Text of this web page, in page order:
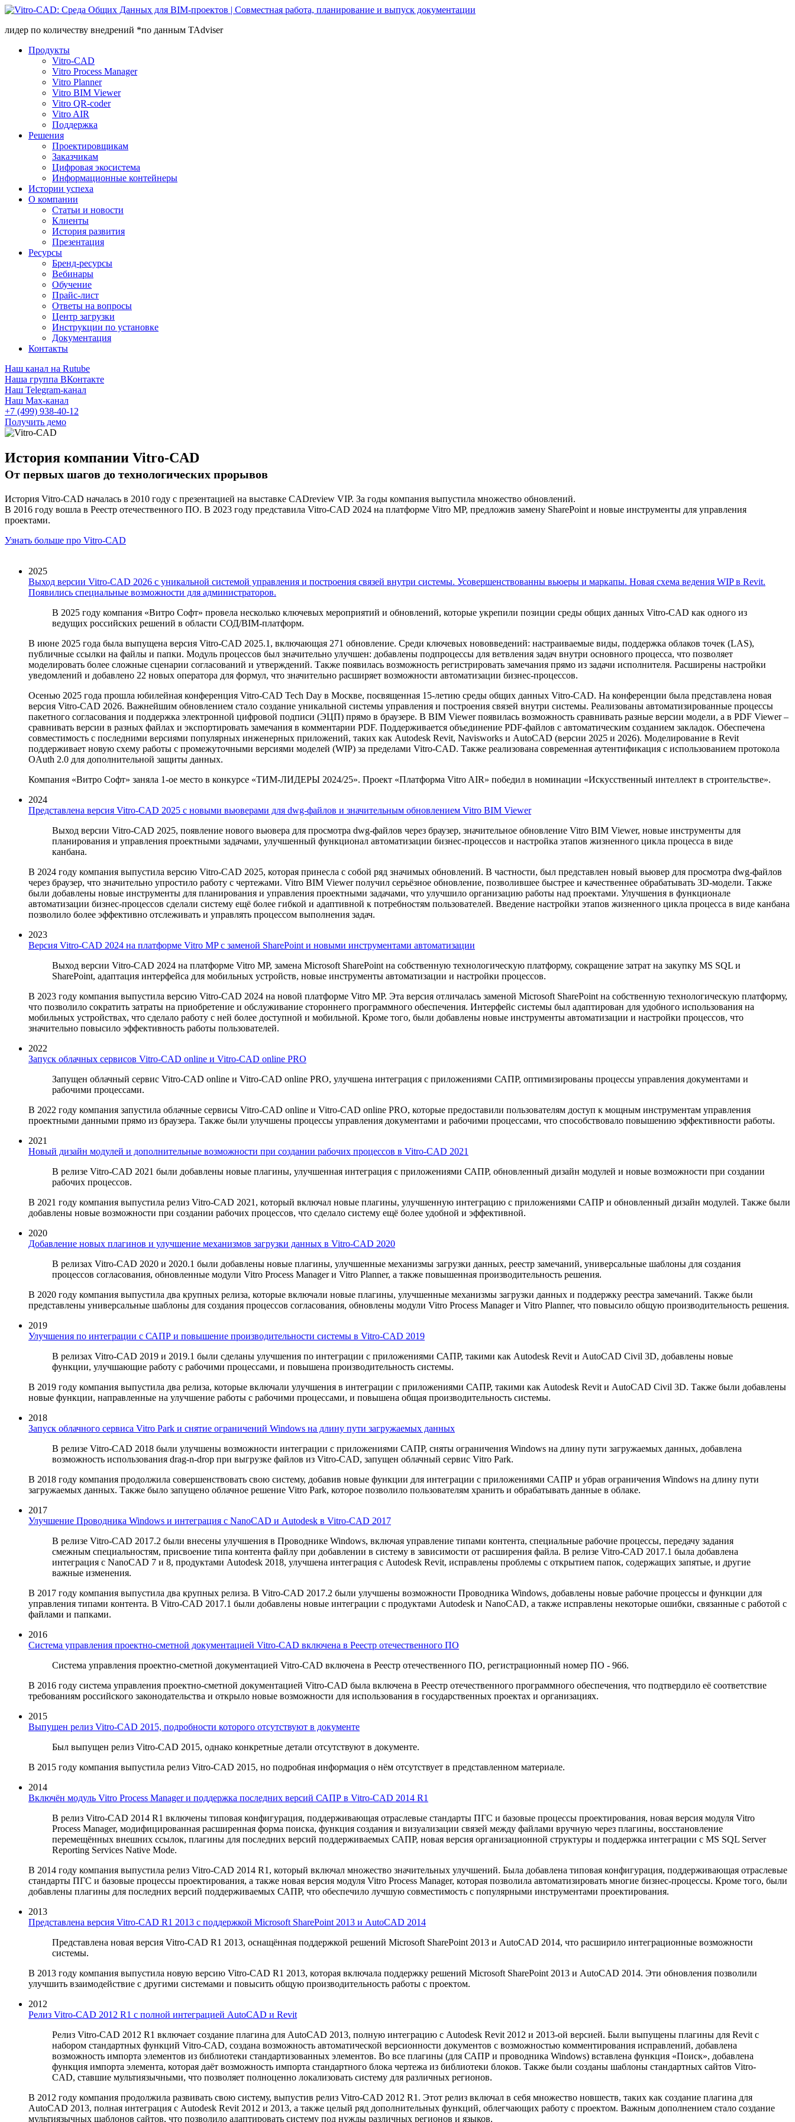
лидер по количеству внедрений *по данным TAdviser
Продукты
Vitro-CAD
Vitro Process Manager
Vitro Planner
Vitro BIM Viewer
Vitro QR-coder
Vitro AIR
Поддержка
Решения
Проектировщикам
Заказчикам
Цифровая экосистема
Информационные контейнеры
Истории успеха
О компании
Статьи и новости
Клиенты
История развития
Презентация
Ресурсы
Бренд-ресурсы
Вебинары
Обучение
Прайс-лист
Ответы на вопросы
Центр загрузки
Инструкции по установке
Документация
Контакты
Наш канал на Rutube
Наша группа ВКонтакте
Наш Telegram-канал
Наш Max-канал
+7 (499) 938-40-12
Получить демо
История компании Vitro-CAD
От первых шагов до технологических прорывов
История Vitro-CAD началась в 2010 году с презентацией на выставке CADreview VIP. За годы компания выпустила множество обновлений.
В 2016 году вошла в Реестр отечественного ПО. В 2023 году представила Vitro-CAD 2024 на платформе Vitro MP, предложив замену SharePoint и новые инструменты для управления
проектами.
Узнать больше про Vitro-CAD
2025
Выход версии Vitro-CAD 2026 с уникальной системой управления и построения связей внутри системы. Усовершенствованны вьюеры и маркапы. Новая схема ведения WIP в Revit.
Появились специальные возможности для администраторов.
В 2025 году компания «Витро Софт» провела несколько ключевых мероприятий и обновлений, которые укрепили позиции среды общих данных Vitro-CAD как одного из
ведущих российских решений в области СОД/BIM-платформ.
В июне 2025 года была выпущена версия Vitro-CAD 2025.1, включающая 271 обновление. Среди ключевых нововведений: настраиваемые виды, поддержка облаков точек (LAS),
публичные ссылки на файлы и папки. Модуль процессов был значительно улучшен: добавлены подпроцессы для ветвления задач внутри основного процесса, что позволяет
моделировать более сложные сценарии согласований и утверждений. Также появилась возможность регистрировать замечания прямо из задачи исполнителя. Расширены настройки
уведомлений и добавлено 22 новых оператора для формул, что значительно расширяет возможности автоматизации бизнес-процессов.
Осенью 2025 года прошла юбилейная конференция Vitro-CAD Tech Day в Москве, посвященная 15-летию среды общих данных Vitro-CAD. На конференции была представлена новая
версия Vitro-CAD 2026. Важнейшим обновлением стало создание уникальной системы управления и построения связей внутри системы. Реализованы автоматизированные процессы
пакетного согласования и поддержка электронной цифровой подписи (ЭЦП) прямо в браузере. В BIM Viewer появилась возможность сравнивать разные версии модели, а в PDF Viewer –
сравнивать версии в разных файлах и экспортировать замечания в комментарии PDF. Поддерживается объединение PDF-файлов с автоматическим созданием закладок. Обеспечена
совместимость с последними версиями популярных инженерных приложений, таких как Autodesk Revit, Navisworks и AutoCAD (версии 2025 и 2026). Моделирование в Revit
поддерживает новую схему работы с промежуточными версиями моделей (WIP) за пределами Vitro-CAD. Также реализована современная аутентификация с использованием протокола
OAuth 2.0 для дополнительной защиты данных.
Компания «Витро Софт» заняла 1-ое место в конкурсе «ТИМ-ЛИДЕРЫ 2024/25». Проект «Платформа Vitro AIR» победил в номинации «Искусственный интеллект в строительстве».
2024
Представлена версия Vitro-CAD 2025 с новыми вьюверами для dwg-файлов и значительным обновлением Vitro BIM Viewer
Выход версии Vitro-CAD 2025, появление нового вьювера для просмотра dwg-файлов через браузер, значительное обновление Vitro BIM Viewer, новые инструменты для
планирования и управления проектными задачами, улучшенный функционал автоматизации бизнес-процессов и настройка этапов жизненного цикла процесса в виде
канбана.
В 2024 году компания выпустила версию Vitro-CAD 2025, которая принесла с собой ряд значимых обновлений. В частности, был представлен новый вьювер для просмотра dwg-файлов
через браузер, что значительно упростило работу с чертежами. Vitro BIM Viewer получил серьёзное обновление, позволившее быстрее и качественнее обрабатывать 3D-модели. Также
были добавлены новые инструменты для планирования и управления проектными задачами, что улучшило организацию работы над проектами. Улучшения в функционале
автоматизации бизнес-процессов сделали систему ещё более гибкой и адаптивной к потребностям пользователей. Введение настройки этапов жизненного цикла процесса в виде канбана
позволило более эффективно отслеживать и управлять процессом выполнения задач.
2023
Версия Vitro-CAD 2024 на платформе Vitro MP с заменой SharePoint и новыми инструментами автоматизации
Выход версии Vitro-CAD 2024 на платформе Vitro MP, замена Microsoft SharePoint на собственную технологическую платформу, сокращение затрат на закупку MS SQL и
SharePoint, адаптация интерфейса для мобильных устройств, новые инструменты автоматизации и настройки процессов.
В 2023 году компания выпустила версию Vitro-CAD 2024 на новой платформе Vitro MP. Эта версия отличалась заменой Microsoft SharePoint на собственную технологическую платформу,
что позволило сократить затраты на приобретение и обслуживание стороннего программного обеспечения. Интерфейс системы был адаптирован для удобного использования на
мобильных устройствах, что сделало работу с ней более доступной и мобильной. Кроме того, были добавлены новые инструменты автоматизации и настройки процессов, что
значительно повысило эффективность работы пользователей.
2022
Запуск облачных сервисов Vitro-CAD online и Vitro-CAD online PRO
Запущен облачный сервис Vitro-CAD online и Vitro-CAD online PRO, улучшена интеграция с приложениями САПР, оптимизированы процессы управления документами и
рабочими процессами.
В 2022 году компания запустила облачные сервисы Vitro-CAD online и Vitro-CAD online PRO, которые предоставили пользователям доступ к мощным инструментам управления
проектными данными прямо из браузера. Также были улучшены процессы управления документами и рабочими процессами, что способствовало повышению эффективности работы.
2021
Новый дизайн модулей и дополнительные возможности при создании рабочих процессов в Vitro-CAD 2021
В релизе Vitro-CAD 2021 были добавлены новые плагины, улучшенная интеграция с приложениями САПР, обновленный дизайн модулей и новые возможности при создании
рабочих процессов.
В 2021 году компания выпустила релиз Vitro-CAD 2021, который включал новые плагины, улучшенную интеграцию с приложениями САПР и обновленный дизайн модулей. Также были
добавлены новые возможности при создании рабочих процессов, что сделало систему ещё более удобной и эффективной.
2020
Добавление новых плагинов и улучшение механизмов загрузки данных в Vitro-CAD 2020
В релизах Vitro-CAD 2020 и 2020.1 были добавлены новые плагины, улучшенные механизмы загрузки данных, реестр замечаний, универсальные шаблоны для создания
процессов согласования, обновленные модули Vitro Process Manager и Vitro Planner, а также повышенная производительность решения.
В 2020 году компания выпустила два крупных релиза, которые включали новые плагины, улучшенные механизмы загрузки данных и поддержку реестра замечаний. Также были
представлены универсальные шаблоны для создания процессов согласования, обновлены модули Vitro Process Manager и Vitro Planner, что повысило общую производительность решения.
2019
Улучшения по интеграции с САПР и повышение производительности системы в Vitro-CAD 2019
В релизах Vitro-CAD 2019 и 2019.1 были сделаны улучшения по интеграции с приложениями САПР, такими как Autodesk Revit и AutoCAD Civil 3D, добавлены новые
функции, улучшающие работу с рабочими процессами, и повышена производительность системы.
В 2019 году компания выпустила два релиза, которые включали улучшения в интеграции с приложениями САПР, такими как Autodesk Revit и AutoCAD Civil 3D. Также были добавлены
новые функции, направленные на улучшение работы с рабочими процессами, и повышена общая производительность системы.
2018
Запуск облачного сервиса Vitro Park и снятие ограничений Windows на длину пути загружаемых данных
В релизе Vitro-CAD 2018 были улучшены возможности интеграции с приложениями САПР, сняты ограничения Windows на длину пути загружаемых данных, добавлена
возможность использования drag-n-drop при выгрузке файлов из Vitro-CAD, запущен облачный сервис Vitro Park.
В 2018 году компания продолжила совершенствовать свою систему, добавив новые функции для интеграции с приложениями САПР и убрав ограничения Windows на длину пути
загружаемых данных. Также было запущено облачное решение Vitro Park, которое позволило пользователям хранить и обрабатывать данные в облаке.
2017
Улучшение Проводника Windows и интеграция с NanoCAD и Autodesk в Vitro-CAD 2017
В релизе Vitro-CAD 2017.2 были внесены улучшения в Проводнике Windows, включая управление типами контента, специальные рабочие процессы, передачу задания
смежным специальностям, присвоение типа контента файлу при добавлении в систему в зависимости от расширения файла. В релизе Vitro-CAD 2017.1 была добавлена
интеграция с NanoCAD 7 и 8, продуктами Autodesk 2018, улучшена интеграция с Autodesk Revit, исправлены проблемы с открытием папок, содержащих запятые, и другие
важные изменения.
В 2017 году компания выпустила два крупных релиза. В Vitro-CAD 2017.2 были улучшены возможности Проводника Windows, добавлены новые рабочие процессы и функции для
управления типами контента. В Vitro-CAD 2017.1 были добавлены новые интеграции с продуктами Autodesk и NanoCAD, а также исправлены некоторые ошибки, связанные с работой с
файлами и папками.
2016
Система управления проектно-сметной документацией Vitro-CAD включена в Реестр отечественного ПО
Система управления проектно-сметной документацией Vitro-CAD включена в Реестр отечественного ПО, регистрационный номер ПО - 966.
В 2016 году система управления проектно-сметной документацией Vitro-CAD была включена в Реестр отечественного программного обеспечения, что подтвердило её соответствие
требованиям российского законодательства и открыло новые возможности для использования в государственных проектах и организациях.
2015
Выпущен релиз Vitro-CAD 2015, подробности которого отсутствуют в документе
Был выпущен релиз Vitro-CAD 2015, однако конкретные детали отсутствуют в документе.
В 2015 году компания выпустила релиз Vitro-CAD 2015, но подробная информация о нём отсутствует в представленном материале.
2014
Включён модуль Vitro Process Manager и поддержка последних версий САПР в Vitro-CAD 2014 R1
В релиз Vitro-CAD 2014 R1 включены типовая конфигурация, поддерживающая отраслевые стандарты ПГС и базовые процессы проектирования, новая версия модуля Vitro
Process Manager, модифицированная расширенная форма поиска, функция создания и визуализации связей между файлами вручную через плагины, восстановление
перемещённых внешних ссылок, плагины для последних версий поддерживаемых САПР, новая версия организационной структуры и поддержка интеграции с MS SQL Server
Reporting Services Native Mode.
В 2014 году компания выпустила релиз Vitro-CAD 2014 R1, который включал множество значительных улучшений. Была добавлена типовая конфигурация, поддерживающая отраслевые
стандарты ПГС и базовые процессы проектирования, а также новая версия модуля Vitro Process Manager, которая позволила автоматизировать многие бизнес-процессы. Кроме того, были
добавлены плагины для последних версий поддерживаемых САПР, что обеспечило лучшую совместимость с популярными инструментами проектирования.
2013
Представлена версия Vitro-CAD R1 2013 с поддержкой Microsoft SharePoint 2013 и AutoCAD 2014
Представлена новая версия Vitro-CAD R1 2013, оснащённая поддержкой решений Microsoft SharePoint 2013 и AutoCAD 2014, что расширило интеграционные возможности
системы.
В 2013 году компания выпустила новую версию Vitro-CAD R1 2013, которая включала поддержку решений Microsoft SharePoint 2013 и AutoCAD 2014. Эти обновления позволили
улучшить взаимодействие с другими системами и повысить общую производительность работы с проектом.
2012
Релиз Vitro-CAD 2012 R1 с полной интеграцией AutoCAD и Revit
Релиз Vitro-CAD 2012 R1 включает создание плагина для AutoCAD 2013, полную интеграцию с Autodesk Revit 2012 и 2013-ой версией. Были выпущены плагины для Revit с
набором стандартных функций Vitro-CAD, создана возможность автоматической версионности документов с возможностью комментирования исправлений, добавлена
возможность импорта элементов из библиотеки стандартизованных элементов. Во все плагины (для САПР и проводника Windows) вставлена функция «Поиск», добавлена
функция импорта элемента, которая даёт возможность импорта стандартного блока чертежа из библиотеки блоков. Также были созданы шаблоны стандартных сайтов Vitro-
CAD, ставшие мультиязычными, что позволяет полноценно локализовать систему для различных регионов.
В 2012 году компания продолжила развивать свою систему, выпустив релиз Vitro-CAD 2012 R1. Этот релиз включал в себя множество новшеств, таких как создание плагина для
AutoCAD 2013, полная интеграция с Autodesk Revit 2012 и 2013, а также целый ряд дополнительных функций, облегчающих работу с проектом. Важным дополнением стало создание
мультиязычных шаблонов сайтов, что позволило адаптировать систему под нужды различных регионов и языков.